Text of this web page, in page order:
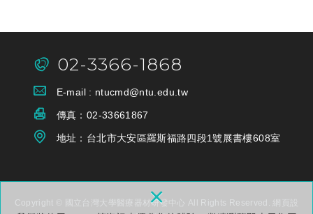
×
02-3366-1868
E-mail : ntucmd@ntu.edu.tw
傳真： 02-33661867
地址：台北市大安區羅斯福路四段1號展書樓608室
Copyright © 國立台灣大學醫療器材研發中心 All Rights Reserved. 網頁設